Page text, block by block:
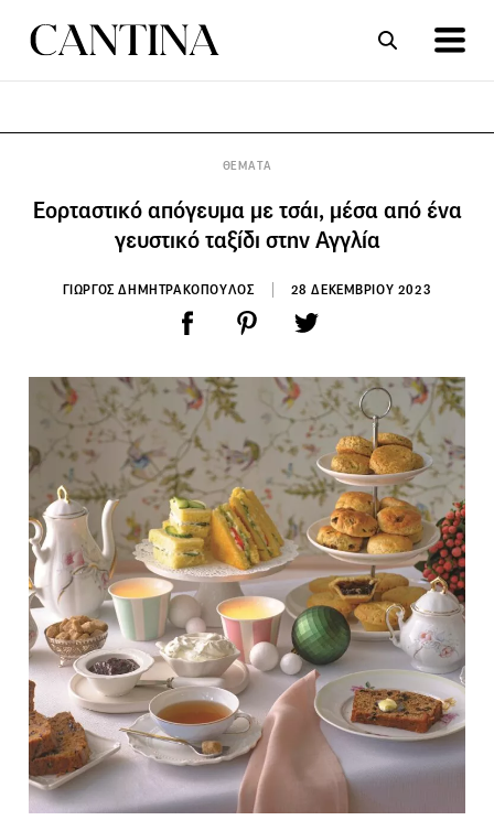
ΘΕΜΑΤΑ
Εορταστικό απόγευμα με τσάι, μέσα από ένα
γευστικό ταξίδι στην Αγγλία
ΓΙΩΡΓΟΣ ΔΗΜΗΤΡΑΚΟΠΟΥΛΟΣ 28 ΔΕΚΕΜΒΡΙΟΥ 2023